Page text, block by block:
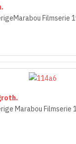
Filmserie
Marabou Filmserie